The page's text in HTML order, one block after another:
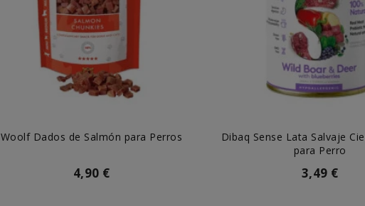
Woolf Dados de Salmón para Perros
4,90 €
Dibaq Sense Lata Salvaje
para Perro
3,49 €